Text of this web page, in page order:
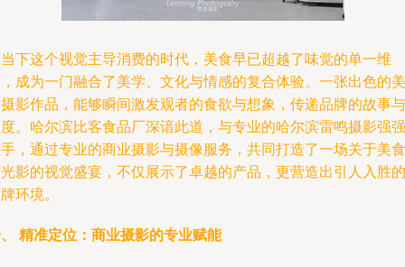
下这个视觉主导消费的时代，美食早已超越了味觉的单一维
成为一门融合了美学、文化与情感的复合体验。一张出色的美
影作品，能够瞬间激发观者的食欲与想象，传递品牌的故事与
。哈尔滨比客食品厂深谙此道，与专业的哈尔滨雷鸣摄影强强
，通过专业的商业摄影与摄像服务，共同打造了一场关于美食
影的视觉盛宴，不仅展示了卓越的产品，更营造出引人入胜的
环境。
精准定位：商业摄影的专业赋能